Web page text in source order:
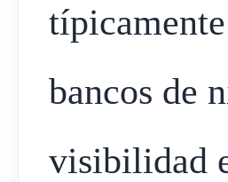
bancos de
visibilidad